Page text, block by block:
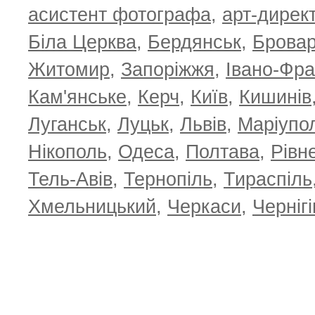
асистент фотографа, арт-
Біла Церква, Бердянськ,
Житомир, Запоріжжя, Івано-
Кам'янське, Керч, Київ, Кишинів
Луганськ, Луцьк, Львів,
Нікополь, Одеса, Полтава,
Тель-Авів, Тернопіль, Тираспіль
Хмельницький, Черкаси,